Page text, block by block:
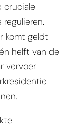
cruciale
komt geldt
helft van de
vervoer